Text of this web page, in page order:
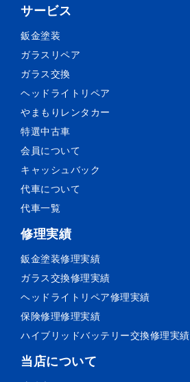
サービス
鈑金塗装
ガラスリペア
ガラス交換
ヘッドライトリペア
やまもりレンタカー
特選中古車
会員について
キャッシュバック
代車について
代車一覧
修理実績
鈑金塗装修理実績
ガラス交換修理実績
ヘッドライトリペア修理実績
保険修理修理実績
ハイブリッドバッテリー交換修理実績
当店について